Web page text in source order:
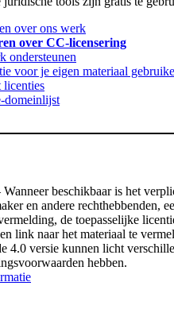
over ons werk
over CC-licensering
ondersteunen
voor je eigen materiaal
licenties
domeinlijst
beschikbaar is het
en andere rechthebbenden,
de toepasselijke
link naar het materiaal te
4.0 versie kunnen licht
hebben.